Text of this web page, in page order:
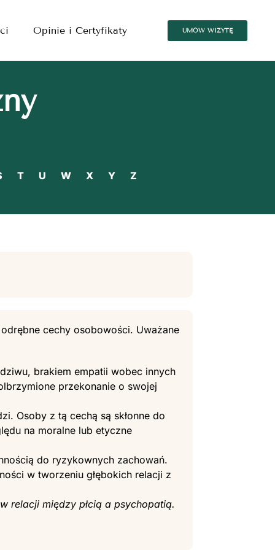
Opinie i Certyfikaty UMÓW WIZYTĘ
T U W X Y Z
cechy osobowości. Uważane
brakiem empatii wobec innych
przekonanie o swojej
Osoby z tą cechą są skłonne do
na moralne lub etyczne
do ryzykownych zachowań.
w tworzeniu głębokich relacji z
relacji między płcią a psychopatią.